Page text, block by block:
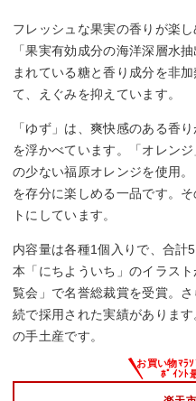
フレッシュな果実の香りが楽
「果実有効成分の海洋深層水
まれている糖と香り成分を非
て、えぐみを抑えています。
「ゆず」は、爽快感のある香
を浮かべています。「オレン
の少ない福原オレンジを使用
を存分に楽しめる一品です。
トにしています。
内容量は各種1個入りで、合計
本「にちよういち」のイラス
覧会」で名誉総裁賞を受賞。
続で採用された実績がありま
の手土産です。